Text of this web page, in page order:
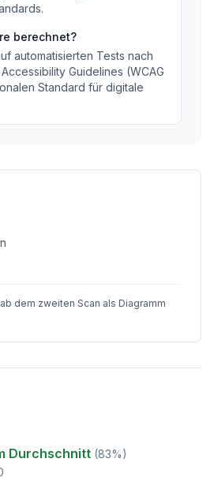
.
berechnet?
automatisierten Tests nach
Guidelines (WCAG
Standard für digitale
dem zweiten Scan als Diagramm
Durchschnitt (83%)